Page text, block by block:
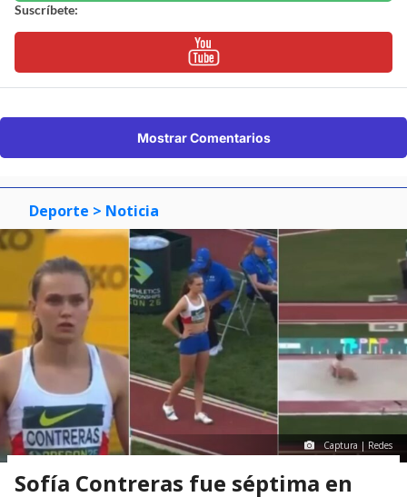
Suscríbete:
Mostrar Comentarios
Deporte > Noticia
Captura | Redes
Sofía Contreras fue séptima en